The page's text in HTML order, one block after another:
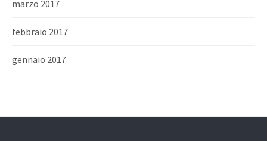
marzo 2017
febbraio 2017
gennaio 2017